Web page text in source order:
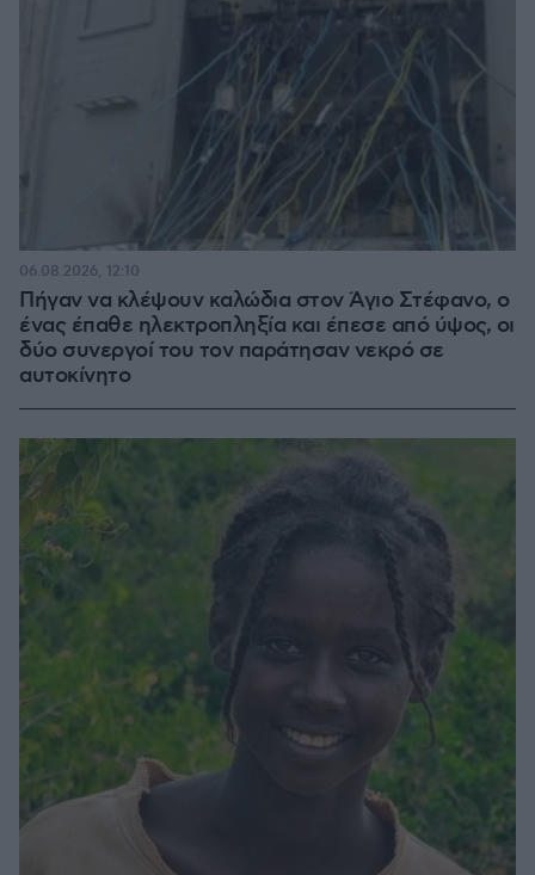
Πήγαν να κλέψουν καλώδια στον Άγιο Στέφανο, ο
ένας έπαθε ηλεκτροπληξία και έπεσε από ύψος, οι
δύο συνεργοί του τον παράτησαν νεκρό σε
αυτοκίνητο
06.08.2026, 12:10